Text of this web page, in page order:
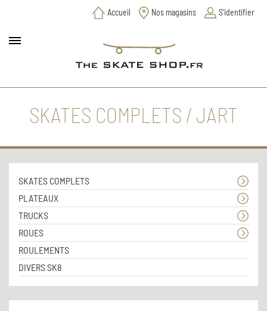
Accueil Nos magasins S'identifier
SKATES COMPLETS / JART
SKATES COMPLETS
PLATEAUX
TRUCKS
ROUES
ROULEMENTS
DIVERS SK8